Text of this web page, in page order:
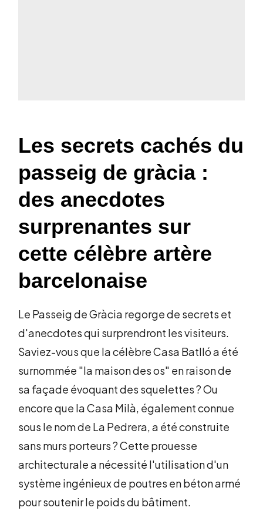
Les secrets cachés du
passeig de gràcia :
des anecdotes
surprenantes sur
cette célèbre artère
barcelonaise
Le Passeig de Gràcia regorge de secrets et
d'anecdotes qui surprendront les visiteurs.
Saviez-vous que la célèbre Casa Batlló a été
surnommée "la maison des os" en raison de
sa façade évoquant des squelettes ? Ou
encore que la Casa Milà, également connue
sous le nom de La Pedrera, a été construite
sans murs porteurs ? Cette prouesse
architecturale a nécessité l'utilisation d'un
système ingénieux de poutres en béton armé
pour soutenir le poids du bâtiment.